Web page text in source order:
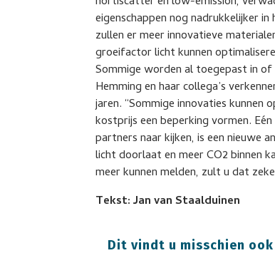
eigenschappen nog nadrukkelijker
zullen er meer innovatieve
groeifactor licht kunnen
Sommige worden al toegepast in
Hemming en haar collega’s
jaren. “Sommige innovaties kunnen
kostprijs een beperking vormen.
partners naar kijken, is een nieuwe
licht doorlaat en meer CO2 binnen
meer kunnen melden, zult u dat
Tekst: Jan van Staalduinen
Dit vindt u misschien